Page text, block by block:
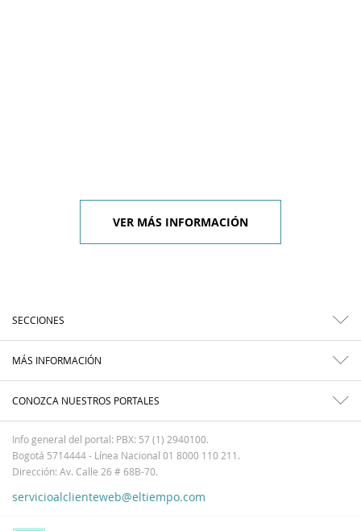
VER MÁS INFORMACIÓN
SECCIONES
MÁS INFORMACIÓN
CONOZCA NUESTROS PORTALES
Info general del portal: PBX: 57 (1) 2940100.
Bogotá 5714444 - Línea Nacional 01 8000 110 211.
Dirección: Av. Calle 26 # 68B-70.
servicioalclienteweb@eltiempo.com